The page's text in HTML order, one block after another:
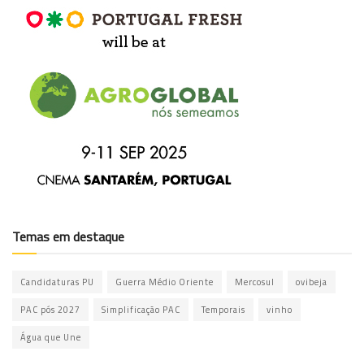
Temas em destaque
Candidaturas PU Guerra Médio Oriente Mercosul ovibeja
PAC pós 2027 Simplificação PAC Temporais vinho
Água que Une